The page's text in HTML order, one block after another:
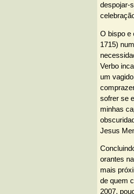
despojar-
O bispo e
1715)
Verbo
um
sofrer se
minhas
Jesus
orantes
mais
de quem
2007,